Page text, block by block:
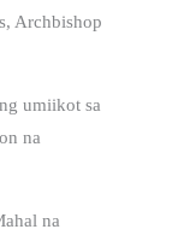
Archbishop
umiikot sa
na
na